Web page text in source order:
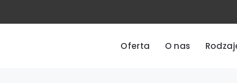
Oferta O nas